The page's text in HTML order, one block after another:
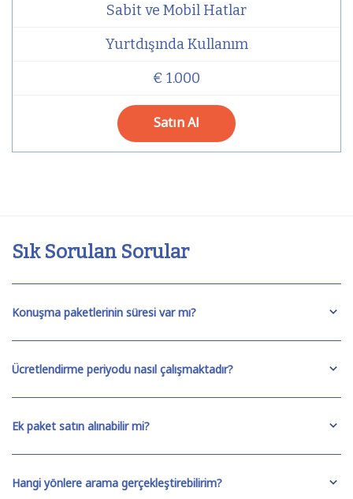
Sabit ve Mobil Hatlar
Yurtdışında Kullanım
€ 1.000
Satın Al
Sık Sorulan Sorular
Konuşma paketlerinin süresi var mı?
Ücretlendirme periyodu nasıl çalışmaktadır?
Ek paket satın alınabilir mi?
Hangi yönlere arama gerçekleştirebilirim?